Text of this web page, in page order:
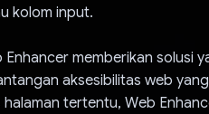
kolom input.
memberikan solusi
aksesibilitas web
tertentu, Web